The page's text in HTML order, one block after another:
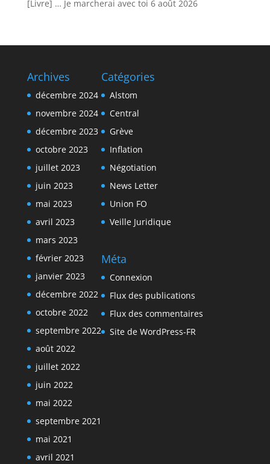
[Livre] … Je marcherai avec toi 6 août 2026
Archives
décembre 2024
novembre 2024
décembre 2023
octobre 2023
juillet 2023
juin 2023
mai 2023
avril 2023
mars 2023
février 2023
janvier 2023
décembre 2022
octobre 2022
septembre 2022
août 2022
juillet 2022
juin 2022
mai 2022
septembre 2021
mai 2021
avril 2021
Catégories
Alstom
Central
Grève
Inflation
Négotiation
News Letter
Union FO
Veille Juridique
Méta
Connexion
Flux des publications
Flux des commentaires
Site de WordPress-FR